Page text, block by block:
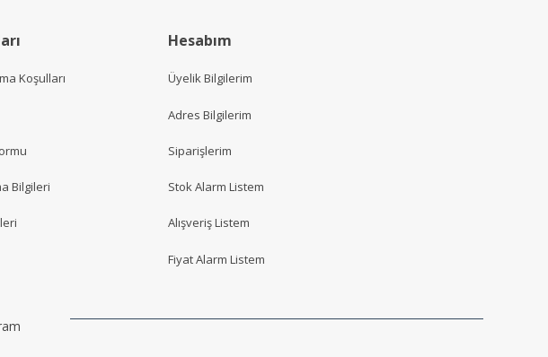
Koşulları
Bilgileri
i
Hesabım
Üyelik Bilgilerim
Adres Bilgilerim
Siparişlerim
Stok Alarm Listem
Alışveriş Listem
Fiyat Alarm Listem